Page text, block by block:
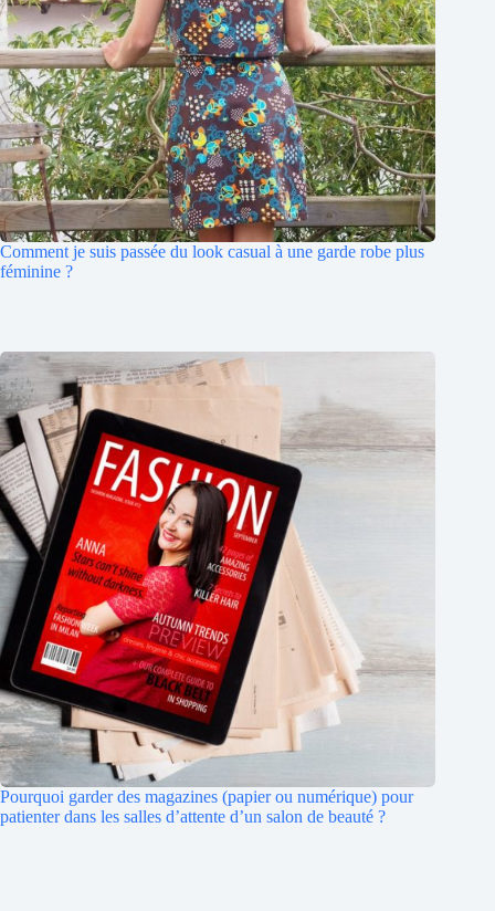
Comment je suis passée du look casual à une garde robe plus
féminine ?
Pourquoi garder des magazines (papier ou numérique) pour
patienter dans les salles d’attente d’un salon de beauté ?